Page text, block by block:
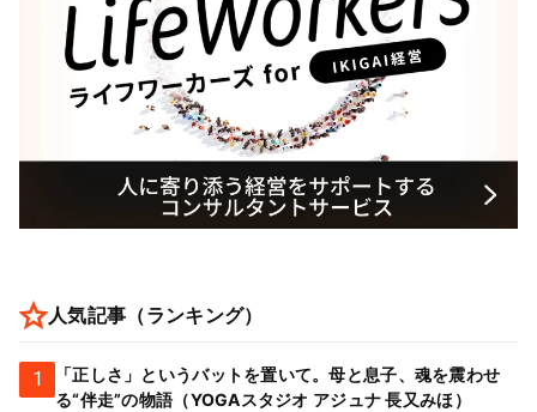
人気記事（ランキング）
1
「正しさ」というバットを置いて。母と息子、魂を震わせ
る“伴走”の物語（YOGAスタジオ アジュナ 長又みほ）